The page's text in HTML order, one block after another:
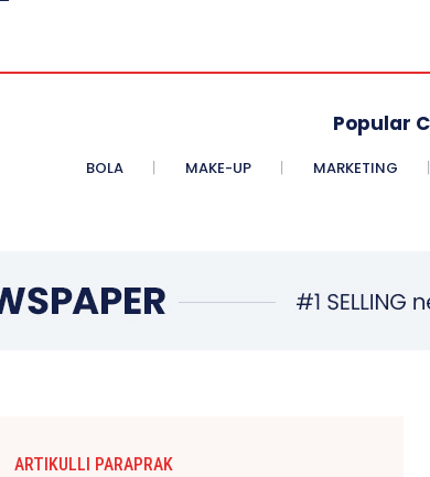
Popular
BOLA MAKE-UP MARKETING
ARTIKULLI PARAPRAK